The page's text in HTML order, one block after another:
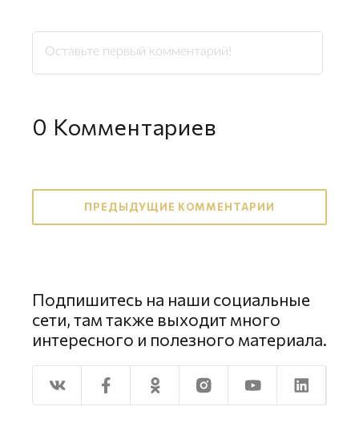
0 Комментариев
ПРЕДЫДУЩИЕ КОММЕНТАРИИ
Подпишитесь на наши социальные
сети, там также выходит много
интересного и полезного материала.